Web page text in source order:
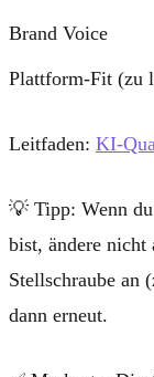
Brand Voice
Plattform-Fit (zu
Leitfaden: KI-
💡 Tipp: Wenn
bist, ändere nicht
Stellschraube an
dann erneut.